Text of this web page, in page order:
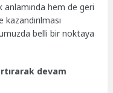
anlamında hem de geri
belli bir noktaya
devam